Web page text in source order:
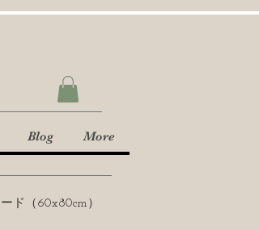
Blog More
ド（60x80cm）